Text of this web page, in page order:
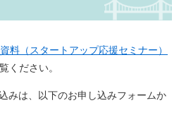
料（スタートアップ応援セミナー）
ください。
みは、以下のお申し込みフォームか